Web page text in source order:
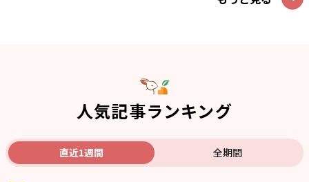
人気記事ランキング
直近1週間 全期間